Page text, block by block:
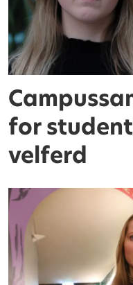
for
velferd